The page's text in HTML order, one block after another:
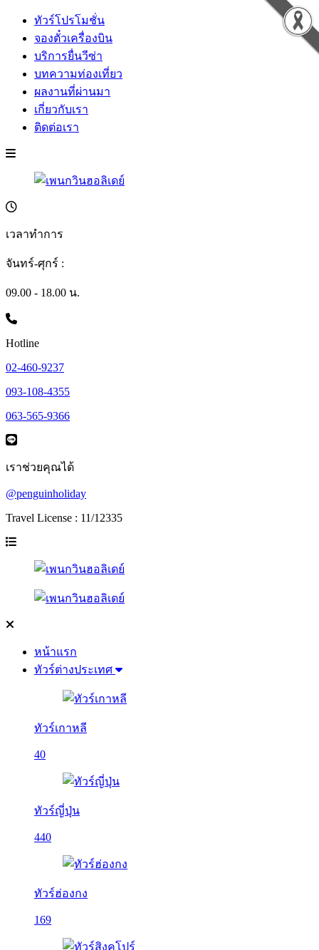
ทัวร์โปรโมชั่น
จองตั๋วเครื่องบิน
บริการยื่นวีซ่า
บทความท่องเที่ยว
ผลงานที่ผ่านมา
เกี่ยวกับเรา
ติดต่อเรา
เวลาทำการ
จันทร์-ศุกร์ :
09.00 - 18.00 น.
Hotline
02-460-9237
093-108-4355
063-565-9366
เราช่วยคุณได้
@penguinholiday
Travel License : 11/12335
หน้าแรก
ทัวร์ต่างประเทศ
ทัวร์เกาหลี
40
ทัวร์ญี่ปุ่น
440
ทัวร์ฮ่องกง
169